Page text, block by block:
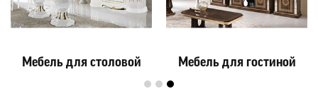
Мебель для столовой Мебель для гостиной